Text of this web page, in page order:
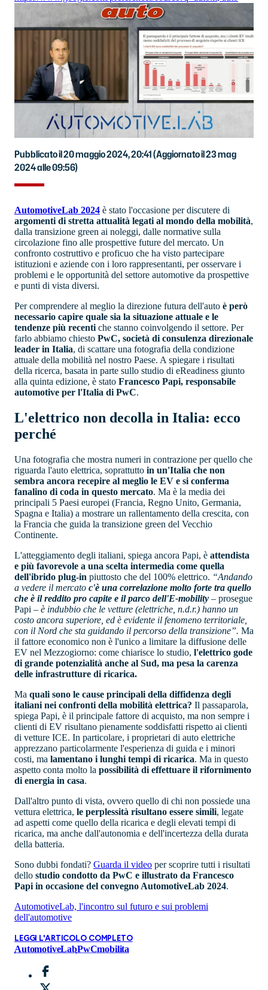
Pubblicato il 20 maggio 2024, 20:41(Aggiornato il 23 mag
2024 alle 09:56)
AutomotiveLab 2024 è stato l'occasione per discutere di
argomenti di stretta attualità legati al mondo della mobilità,
dalla transizione green ai noleggi, dalle normative sulla
circolazione fino alle prospettive future del mercato. Un
confronto costruttivo e proficuo che ha visto partecipare
istituzioni e aziende con i loro rappresentanti, per osservare i
problemi e le opportunità del settore automotive da prospettive
e punti di vista diversi.
Per comprendere al meglio la direzione futura dell'auto è però
necessario capire quale sia la situazione attuale e le
tendenze più recenti che stanno coinvolgendo il settore. Per
farlo abbiamo chiesto PwC, società di consulenza direzionale
leader in Italia, di scattare una fotografia della condizione
attuale della mobilità nel nostro Paese. A spiegare i risultati
della ricerca, basata in parte sullo studio di eReadiness giunto
alla quinta edizione, è stato Francesco Papi, responsabile
automotive per l'Italia di PwC.
L'elettrico non decolla in Italia: ecco
perché
Una fotografia che mostra numeri in contrazione per quello che
riguarda l'auto elettrica, soprattutto in un'Italia che non
sembra ancora recepire al meglio le EV e si conferma
fanalino di coda in questo mercato. Ma è la media dei
principali 5 Paesi europei (Francia, Regno Unito, Germania,
Spagna e Italia) a mostrare un rallentamento della crescita, con
la Francia che guida la transizione green del Vecchio
Continente.
L'atteggiamento degli italiani, spiega ancora Papi, è attendista
e più favorevole a una scelta intermedia come quella
dell'ibrido plug-in piuttosto che del 100% elettrico. “Andando
a vedere il mercato c'è una correlazione molto forte tra quello
che è il reddito pro capite e il parco dell'E-mobility – prosegue
Papi – è indubbio che le vetture (elettriche, n.d.r.) hanno un
costo ancora superiore, ed è evidente il fenomeno territoriale,
con il Nord che sta guidando il percorso della transizione”. Ma
il fattore economico non è l'unico a limitare la diffusione delle
EV nel Mezzogiorno: come chiarisce lo studio, l'elettrico gode
di grande potenzialità anche al Sud, ma pesa la carenza
delle infrastrutture di ricarica.
Ma quali sono le cause principali della diffidenza degli
italiani nei confronti della mobilità elettrica? Il passaparola,
spiega Papi, è il principale fattore di acquisto, ma non sempre i
clienti di EV risultano pienamente soddisfatti rispetto ai clienti
di vetture ICE. In particolare, i proprietari di auto elettriche
apprezzano particolarmente l'esperienza di guida e i minori
costi, ma lamentano i lunghi tempi di ricarica. Ma in questo
aspetto conta molto la possibilità di effettuare il rifornimento
di energia in casa.
Dall'altro punto di vista, ovvero quello di chi non possiede una
vettura elettrica, le perplessità risultano essere simili, legate
ad aspetti come quello della ricarica e degli elevati tempi di
ricarica, ma anche dall'autonomia e dell'incertezza della durata
della batteria.
Sono dubbi fondati? Guarda il video per scoprire tutti i risultati
dello studio condotto da PwC e illustrato da Francesco
Papi in occasione del convegno AutomotiveLab 2024.
AutomotiveLab, l'incontro sul futuro e sui problemi
dell'automotive
LEGGI L'ARTICOLO COMPLETO
AutomotiveLabPwCmobilita